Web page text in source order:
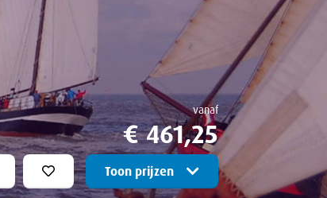
vanaf
€ 461,25
Toon prijzen